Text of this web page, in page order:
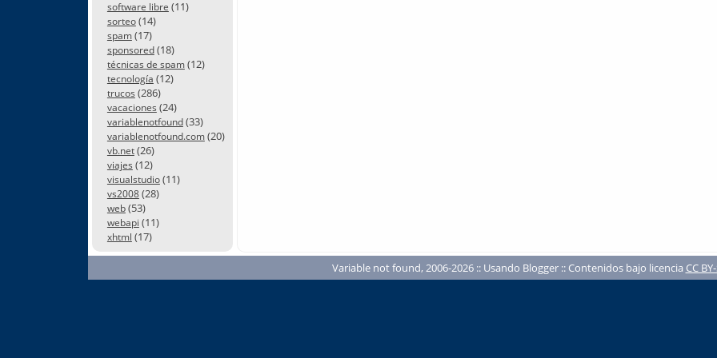
software libre (11)
sorteo(14)
spam(17)
sponsored(18)
técnicas de spam(12)
tecnología (12)
trucos (286)
vacaciones (24)
variablenotfound(33)
variablenotfound.com(20)
vb.net(26)
viajes (12)
visualstudio(11)
vs2008(28)
web(53)
webapi (11)
xhtml (17)
Variable not found, 2006-2026 :: Usando Blogger :: Contenidos bajo licencia CC